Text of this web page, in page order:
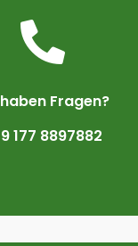

Fragen?
177 8897882